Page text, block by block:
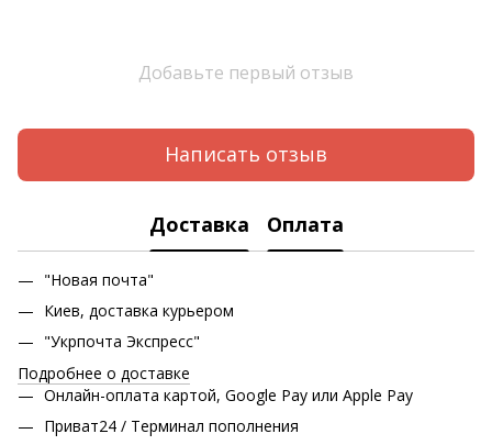
Добавьте первый отзыв
Написать отзыв
Доставка Оплата
"Новая почта"
Киев, доставка курьером
"Укрпочта Экспресс"
Подробнее о доставке
Онлайн-оплата картой, Google Pay или Apple Pay
Приват24 / Терминал пополнения